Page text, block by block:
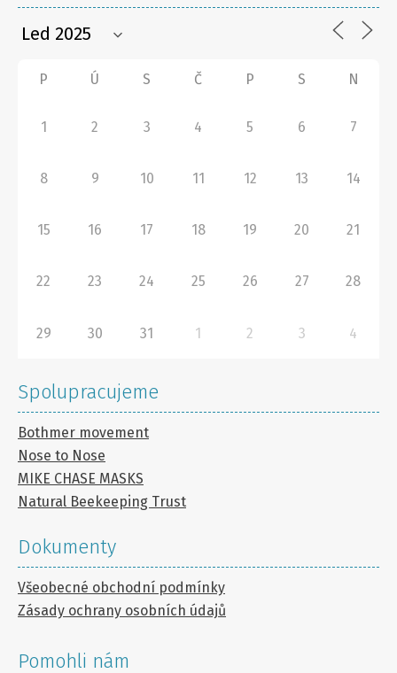
P Ú S Č P S N
1 2 3 4 5 6 7
8 9 10 11 12 13 14
15 16 17 18 19 20 21
22 23 24 25 26 27 28
29 30 31 1 2 3 4
Spolupracujeme
Bothmer movement
Nose to Nose
MIKE CHASE MASKS
Natural Beekeeping Trust
Dokumenty
Všeobecné obchodní podmínky
Zásady ochrany osobních údajů
Pomohli nám